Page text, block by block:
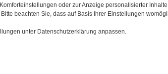
oder zur Anzeige personalisierter
beachten Sie, dass auf Basis Ihrer Einstellungen
unter Datenschutzerklärung anpassen.